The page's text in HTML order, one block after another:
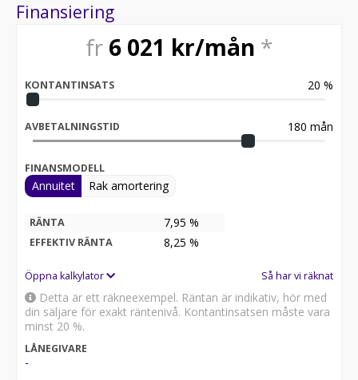
Finansiering
fr 6 021 kr/mån *
KONTANTINSATS 20 %
AVBETALNINGSTID 180 mån
FINANSMODELL
Annuitet Rak amortering
RÄNTA 7,95 %
EFFEKTIV RÄNTA 8,25 %
Öppna kalkylator Så har vi räknat
Detta är ett räkneexempel. Räntan är indikativ, hör med
din säljare för exakt räntenivå. Kontantinsatsen måste vara
minst 20 %.
LÅNEGIVARE
-